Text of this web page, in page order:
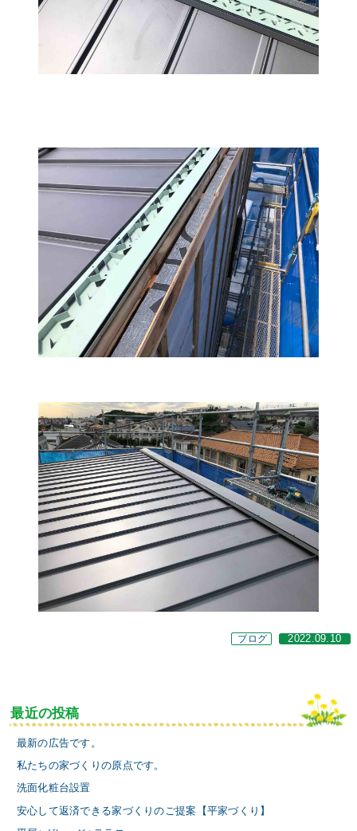
ブログ 2022.09.10
最近の投稿
最新の広告です。
私たちの家づくりの原点です。
洗面化粧台設置
安心して返済できる家づくりのご提案【平家づくり】